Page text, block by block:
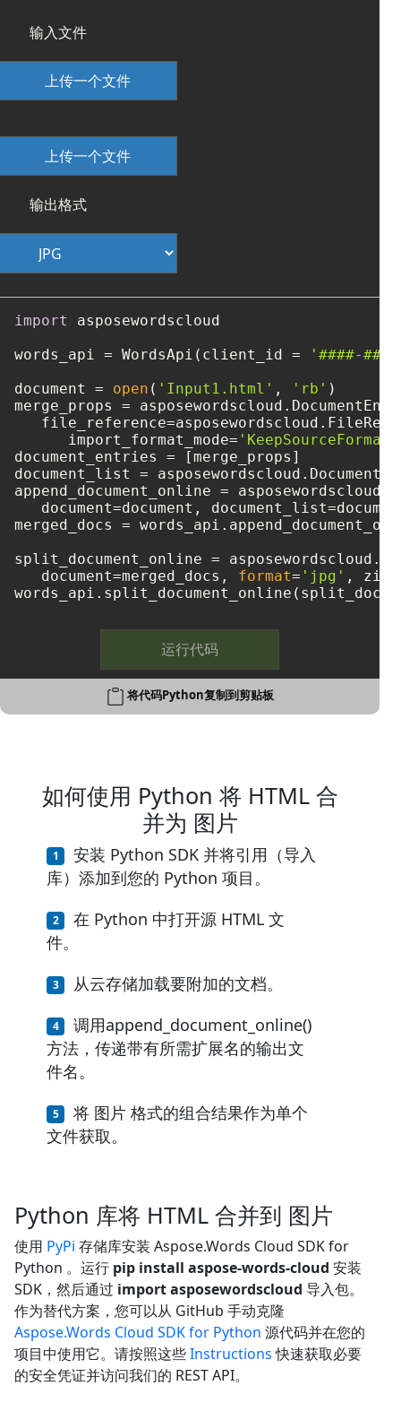
输入文件
上传一个文件
上传一个文件
输出格式
import
asposewordscloud
words_api = WordsApi(client_id =
'####-
document = open ( 'Input1.html' , 'rb' )
merge_props =
      import_format_mode=
document_entries = [merge_props]
document_list =
append_document_online =
document=document,
merged_docs =
split_document_online =
   document=merged_docs,
format= 'jpg' ,
运行代码
将代码Python复制到剪贴板
如何使用 Python 将 HTML 合
并为 图片
安装 Python SDK 并将引用（导入
库）添加到您的 Python 项目。
在 Python 中打开源 HTML 文
件。
从云存储加载要附加的文档。
调用append_document_online()
方法，传递带有所需扩展名的输出文
件名。
将 图片 格式的组合结果作为单个
文件获取。
Python 库将 HTML 合并到 图片
使用 PyPi 存储库安装 Aspose.Words Cloud SDK for
Python 。运行 pip install aspose-words-cloud 安装
SDK，然后通过 import asposewordscloud 导入包。
作为替代方案，您可以从 GitHub 手动克隆
Aspose.Words Cloud SDK for Python 源代码并在您的
项目中使用它。请按照这些Instructions快速获取必要
的安全凭证并访问我们的 REST API。